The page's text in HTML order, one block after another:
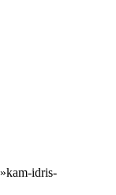
»kam-idris-